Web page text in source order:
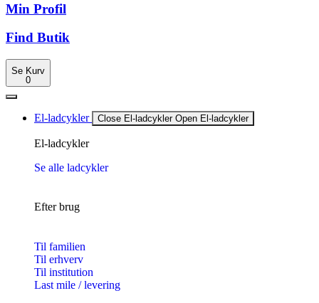
Min Profil
Find Butik
Se Kurv
0
El-ladcykler Close El-ladcykler Open El-ladcykler
El-ladcykler
Se alle ladcykler
Efter brug
Til familien
Til erhverv
Til institution
Last mile / levering